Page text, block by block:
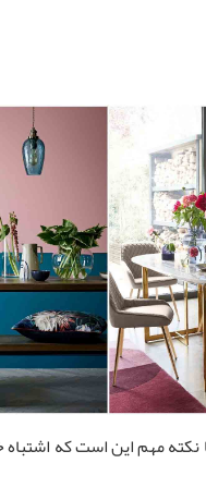
این است که اشتباه